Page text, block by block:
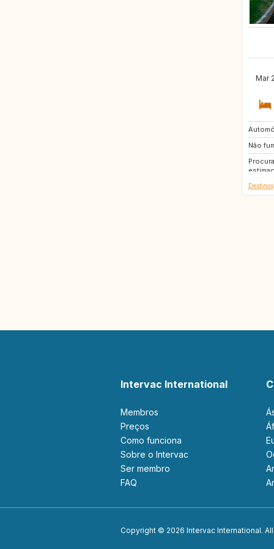
Mar
Não
60
NO
GB
Destinos
Intervac International
Membros
Preços
Como funciona
Sobre o Intervac
Ser membro
FAQ
Copyright © 2026 Intervac International.